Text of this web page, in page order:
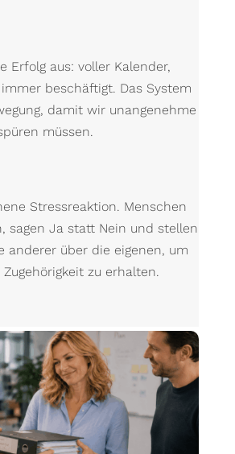
Erfolg aus: voller Kalender,
beschäftigt. Das System
damit wir unangenehme
müssen.
Stressreaktion. Menschen
sagen Ja statt Nein und stellen
anderer über die eigenen, um
zu erhalten.